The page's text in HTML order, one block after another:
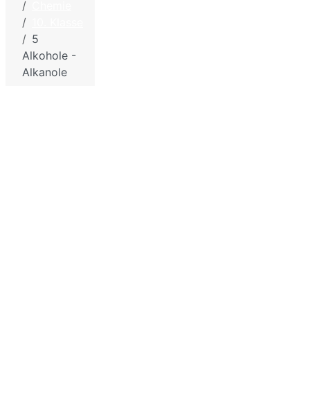
5
Alkohole -
Alkanole